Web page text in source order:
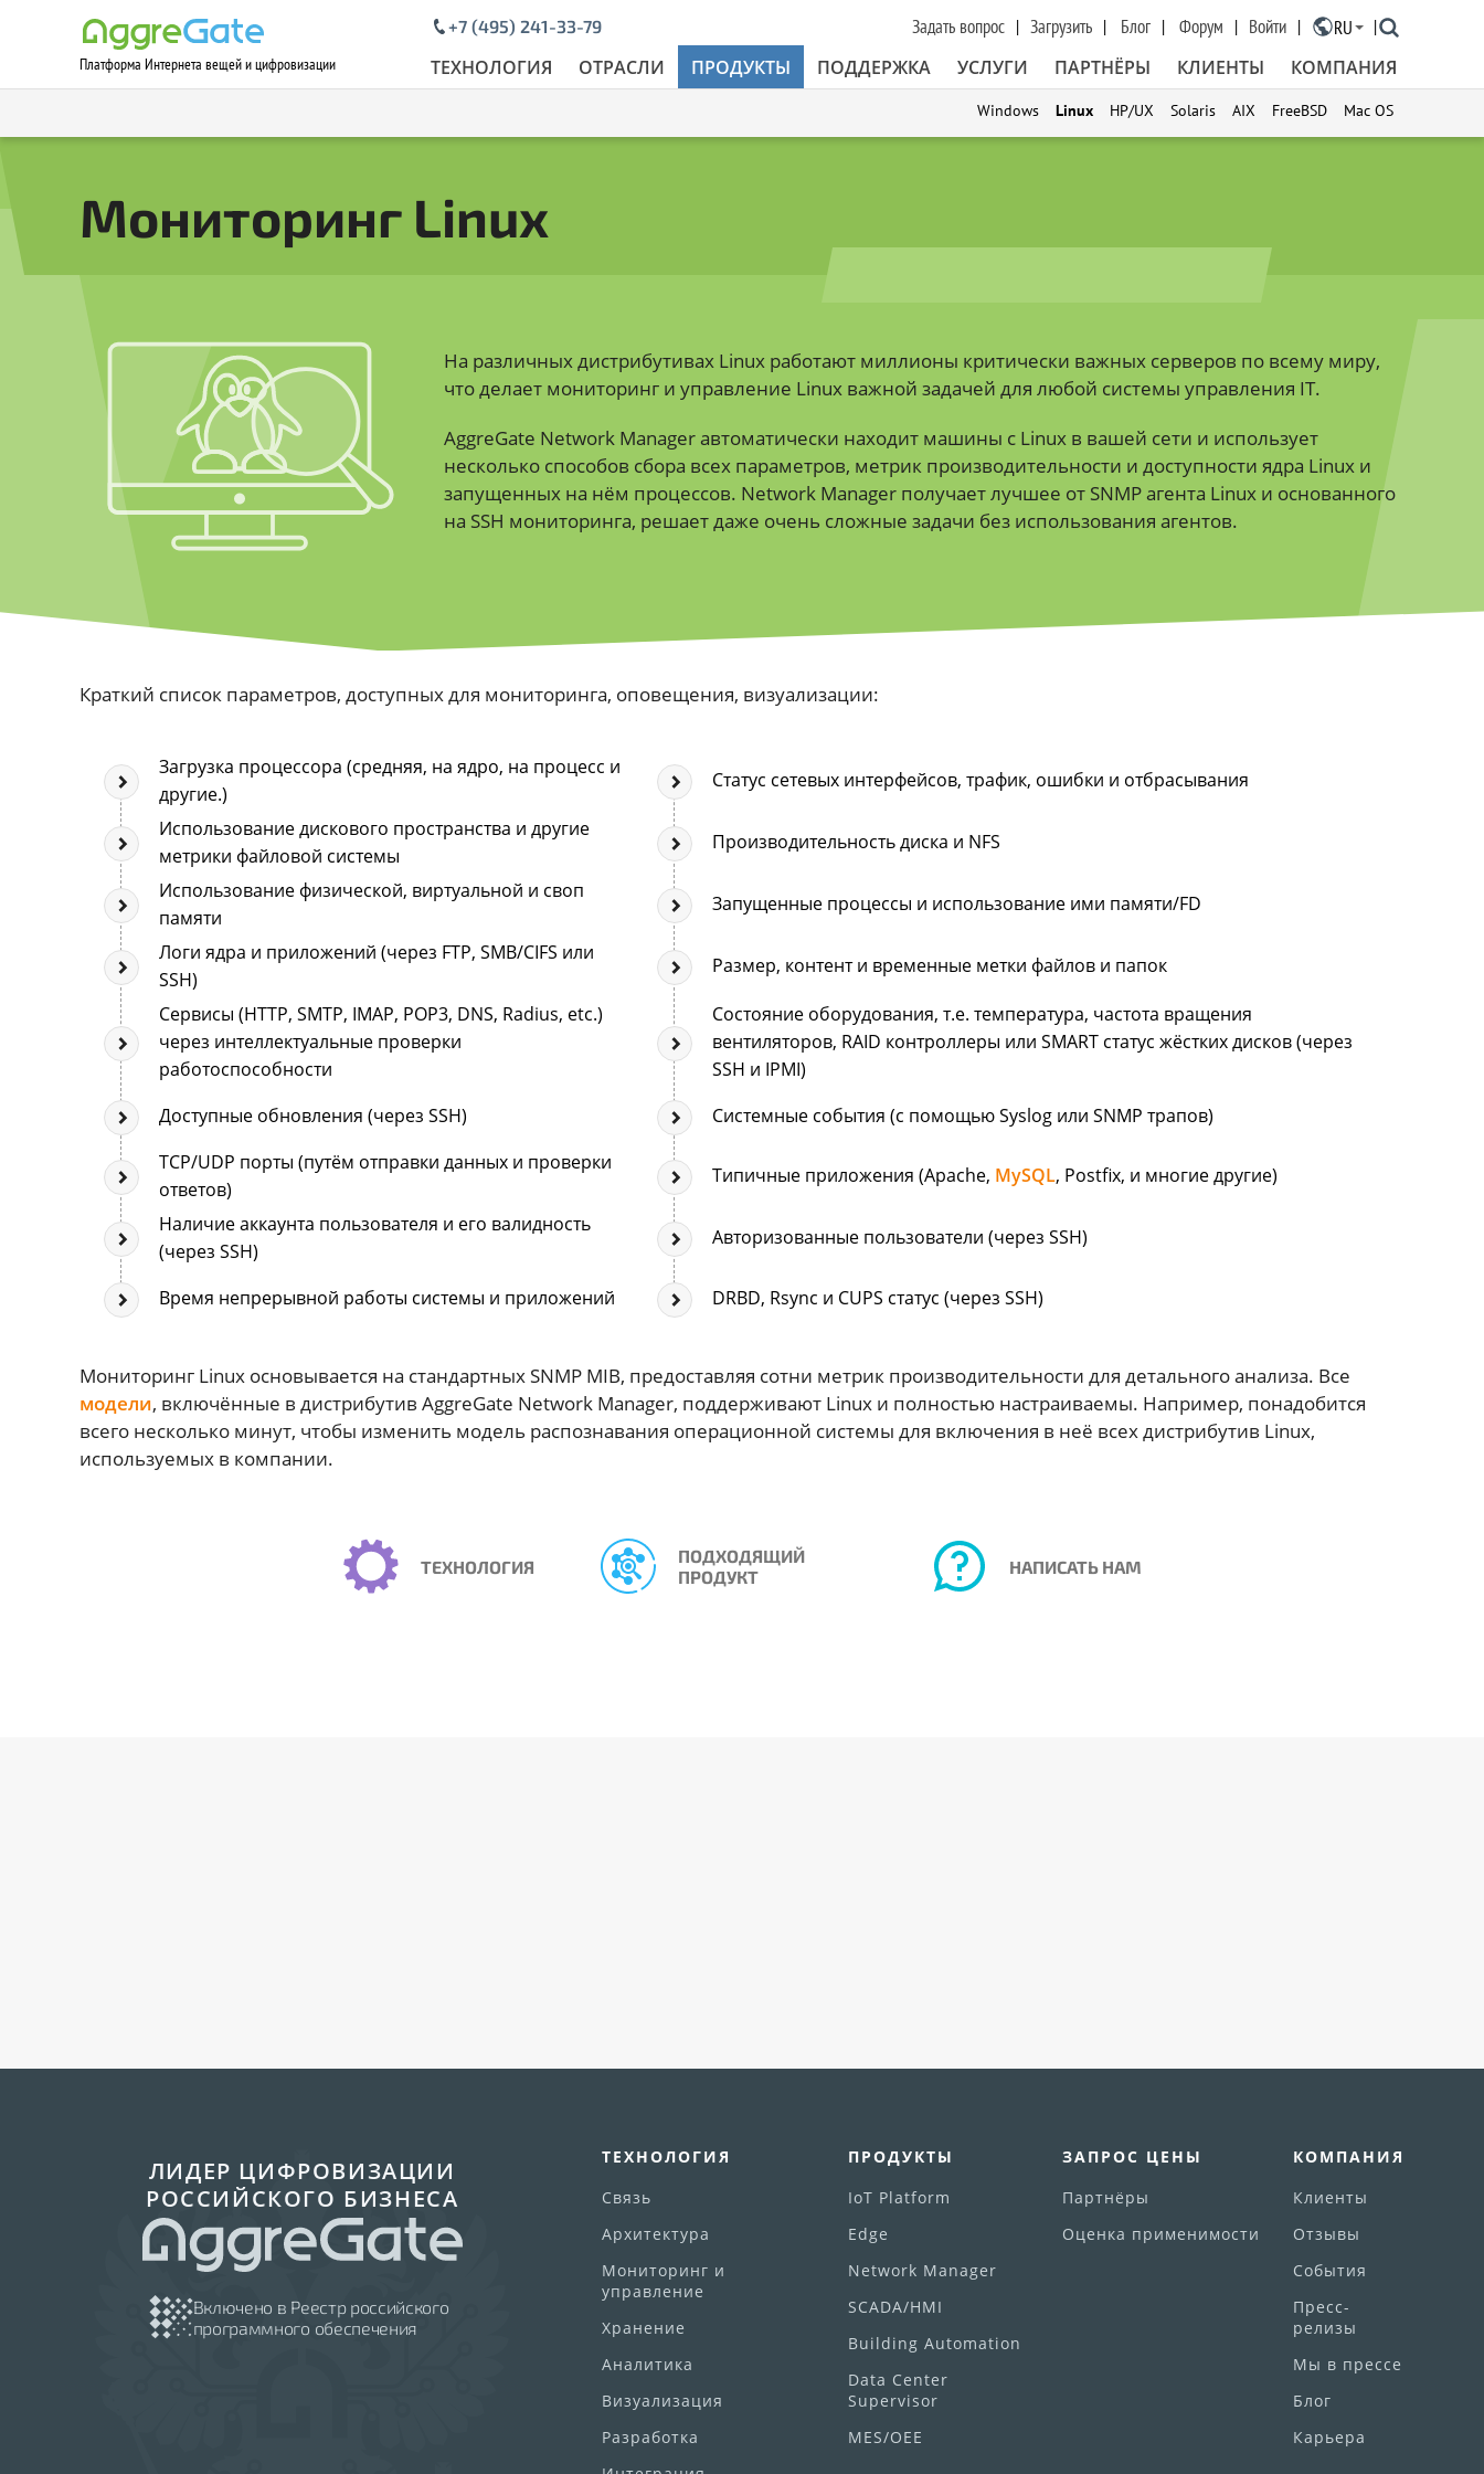
Платформа Интернета вещей и цифровизации ТЕХНОЛОГИЯ ОТРАСЛИ ПРОДУКТЫ ПОДДЕРЖКА УСЛУГИ ПАРТНЁРЫ КЛИЕНТЫ КОМПАНИЯ
+7 (495) 241-33-79 Задать вопрос Загрузить Блог Форум Войти RU
Windows Linux HP/UX Solaris AIX FreeBSD Mac OS
Мониторинг Linux
На различных дистрибутивах Linux работают миллионы критически важных серверов по всему миру,
что делает мониторинг и управление Linux важной задачей для любой системы управления IT.
AggreGate Network Manager автоматически находит машины с Linux в вашей сети и использует
несколько способов сбора всех параметров, метрик производительности и доступности ядра Linux и
запущенных на нём процессов. Network Manager получает лучшее от SNMP агента Linux и основанного
на SSH мониторинга, решает даже очень сложные задачи без использования агентов.
Краткий список параметров, доступных для мониторинга, оповещения, визуализации:
Загрузка процессора (средняя, на ядро, на процесс и
другие.)
Статус сетевых интерфейсов, трафик, ошибки и отбрасывания
Использование дискового пространства и другие
метрики файловой системы
Производительность диска и NFS
Использование физической, виртуальной и своп
памяти
Запущенные процессы и использование ими памяти/FD
Логи ядра и приложений (через FTP, SMB/CIFS или
SSH)
Размер, контент и временные метки файлов и папок
Сервисы (HTTP, SMTP, IMAP, POP3, DNS, Radius, etc.)
через интеллектуальные проверки
работоспособности
Состояние оборудования, т.е. температура, частота вращения
вентиляторов, RAID контроллеры или SMART статус жёстких дисков (через
SSH и IPMI)
Доступные обновления (через SSH)
Системные события (с помощью Syslog или SNMP трапов)
TCP/UDP порты (путём отправки данных и проверки
ответов)
Типичные приложения (Apache, MySQL, Postfix, и многие другие)
Наличие аккаунта пользователя и его валидность
(через SSH)
Авторизованные пользователи (через SSH)
Время непрерывной работы системы и приложений DRBD, Rsync и CUPS статус (через SSH)
Мониторинг Linux основывается на стандартных SNMP MIB, предоставляя сотни метрик производительности для детального анализа. Все
модели, включённые в дистрибутив AggreGate Network Manager, поддерживают Linux и полностью настраиваемы. Например, понадобится
всего несколько минут, чтобы изменить модель распознавания операционной системы для включения в неё всех дистрибутив Linux,
используемых в компании.
ТЕХНОЛОГИЯ
ПОДХОДЯЩИЙ
ПРОДУКТ
НАПИСАТЬ НАМ
ЛИДЕР ЦИФРОВИЗАЦИИ
РОССИЙСКОГО БИЗНЕСА
Включено в Реестр российского
программного обеспечения
ТЕХНОЛОГИЯ
Связь
Архитектура
Мониторинг и
управление
Хранение
Аналитика
Визуализация
Разработка
ПРОДУКТЫ
IoT Platform
Edge
Network Manager
SCADA/HMI
Building Automation
Data Center
Supervisor
MES/OEE
ЗАПРОС ЦЕНЫ
Партнёры
Оценка применимости
КОМПАНИЯ
Клиенты
Отзывы
События
Пресс-
релизы
Мы в прессе
Блог
Карьера
Contact Us ×